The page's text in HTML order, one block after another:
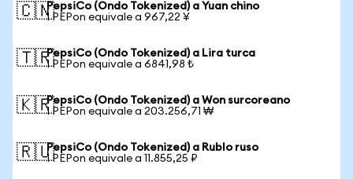
🇨🇳PepsiCo (Ondo Tokenized) a Yuan chino
1 PEPon equivale a 967,22 ¥
🇹🇷PepsiCo (Ondo Tokenized) a Lira turca
1 PEPon equivale a 6841,98 ₺
🇰🇷PepsiCo (Ondo Tokenized) a Won surcoreano
1 PEPon equivale a 203.256,71 ₩
🇷🇺PepsiCo (Ondo Tokenized) a Rublo ruso
1 PEPon equivale a 11.855,25 ₽